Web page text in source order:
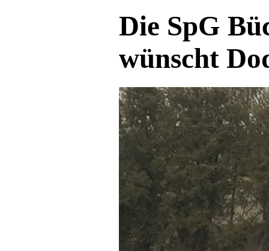
Die SpG
wünscht